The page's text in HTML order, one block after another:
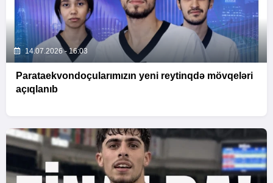
14.07.2026 - 16:03
Parataekvondoçularımızın yeni reytinqdə mövqeləri
açıqlanıb